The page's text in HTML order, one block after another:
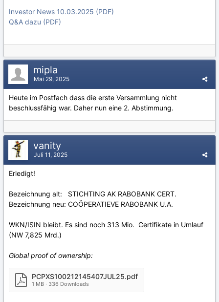
Investor News 10.03.2025 (PDF)
Q&A dazu (PDF)
mipla
Mai 29, 2025
Heute im Postfach dass die erste Versammlung nicht
beschlussfähig war. Daher nun eine 2. Abstimmung.
vanity
Juli 11, 2025
Erledigt!
Bezeichnung alt: STICHTING AK RABOBANK CERT.
Bezeichnung neu: COÖPERATIEVE RABOBANK U.A.
WKN/ISIN bleibt. Es sind noch 313 Mio. Certifikate in Umlauf
(NW 7,825 Mrd.)
Global proof of ownership:
PCPXS100212145407JUL25.pdf
1 MB · 336 Downloads